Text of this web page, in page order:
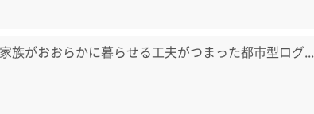
族がおおらかに暮らせる工夫がつまった都市型ログ...